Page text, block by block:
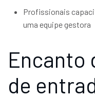
Profissionais
uma equipe gestora
Encanto
de